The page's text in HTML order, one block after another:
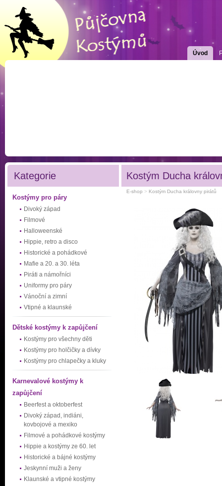
Úvod
Kategorie
Kostýmy pro páry
Divoký západ
Filmové
Halloweenské
Hippie, retro a disco
Historické a pohádkové
Mafie a 20. a 30. léta
Piráti a námořníci
Uniformy pro páry
Vánoční a zimní
Vtipné a klaunské
Dětské kostýmy k zapůjčení
Kostýmy pro všechny děti
Kostýmy pro holčičky a dívky
Kostýmy pro chlapečky a kluky
Karnevalové kostýmy k
zapůjčení
Beerfest a oktoberfest
Divoký západ, indiáni,
kovbojové a mexiko
Filmové a pohádkové kostýmy
Hippie a kostýmy ze 60. let
Historické a bájné kostýmy
Jeskynní muži a ženy
Klaunské a vtipné kostýmy
Kostým Ducha
E-shop > Kostým Ducha královny pirátů